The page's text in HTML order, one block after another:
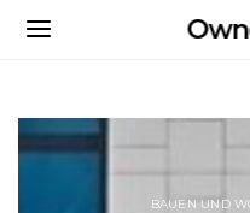
BAUEN UND